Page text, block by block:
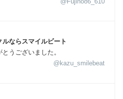
ならスマイルビート
うございました。
@kazu_smilebeat